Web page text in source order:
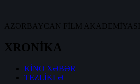
AZƏRBAYCAN FİLM AKADEMİYASI
XRONİKA
KİNO XƏBƏR
TEZLİKLƏ